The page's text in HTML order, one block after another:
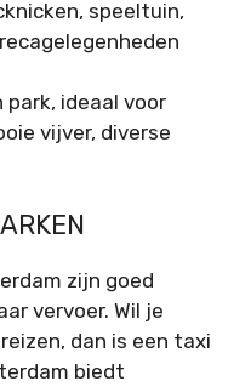
speeltuin,
park, ideaal voor
vijver, diverse
zijn goed
vervoer. Wil je
dan is een taxi
biedt